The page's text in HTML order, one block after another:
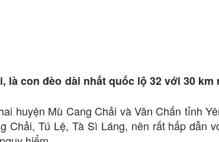
là con đèo dài nhất quốc lộ 32 với 30
huyện Mù Cang Chải và Văn Chấn tỉnh
Chải, Tú Lệ, Tà Sì Láng, nên rất hấp dẫn